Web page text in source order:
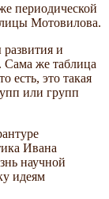
периодической
Мотовилова.
и
же таблица
есть, это такая
или групп
Ивана
научной
идеям